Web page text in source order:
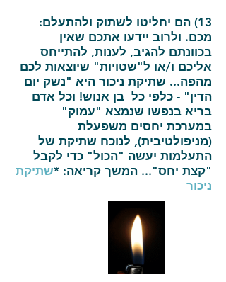
13) הם יחליטו לשתוק ולהתעלם:
מכם. ולרוב יידעו אתכם שאין
בכוונתם להגיב, לענות, להתייחס
אליכם ו/או ל"שטויות" שיוצאות לכם
מהפה... שתיקת ניכור היא "נשק יום
הדין" - כלפי כל בן אנוש! וכל אדם
בריא בנפשו שנמצא "עמוק"
במערכת יחסים משפעלת
(מניפולטיבית), לנוכח שתיקת של
התעלמות יעשה "הכול" כדי לקבל
"קצת יחס"... המשך קריאה: *שתיקת
ניכור